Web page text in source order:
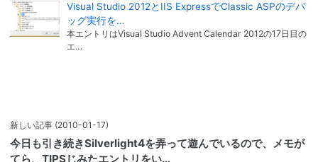
Visual Studio 2012とIIS ExpressでClassic ASPのデバ
ッグ実行を…
本エントリはVisual Studio Advent Calendar 2012の17日目の
エ…
新しい記事 (2010-01-17)
今日も引き続きSilverlight4を弄って遊んでいるので、メモが
てら、TIPSじみたエントリをい…